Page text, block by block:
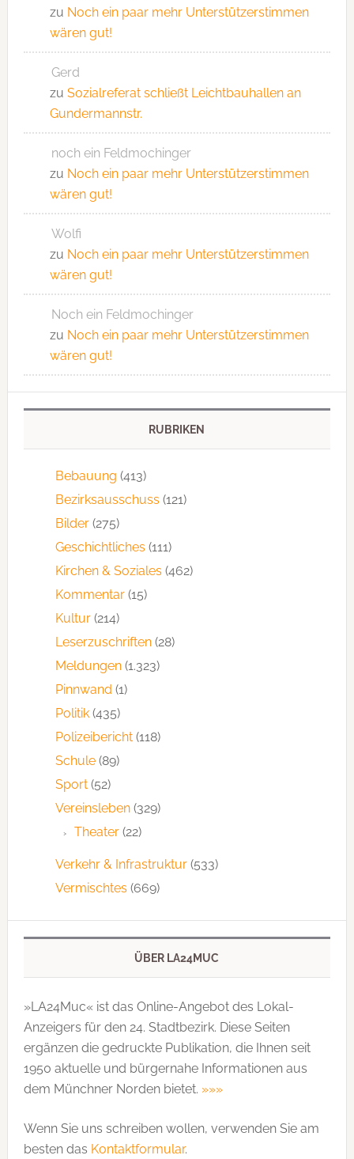
zu Noch ein paar mehr Unterstützerstimmen
wären gut!
Gerd
zu Sozialreferat schließt Leichtbauhallen an
Gundermannstr.
noch ein Feldmochinger
zu Noch ein paar mehr Unterstützerstimmen
wären gut!
Wolfi
zu Noch ein paar mehr Unterstützerstimmen
wären gut!
Noch ein Feldmochinger
zu Noch ein paar mehr Unterstützerstimmen
wären gut!
RUBRIKEN
Bebauung (413)
Bezirksausschuss (121)
Bilder(275)
Geschichtliches (111)
Kirchen & Soziales (462)
Kommentar(15)
Kultur(214)
Leserzuschriften(28)
Meldungen(1.323)
Pinnwand (1)
Politik(435)
Polizeibericht(118)
Schule(89)
Sport(52)
Vereinsleben(329)
Theater(22)
Verkehr & Infrastruktur(533)
Vermischtes (669)
ÜBER LA24MUC
»LA24Muc« ist das Online-Angebot des Lokal-
Anzeigers für den 24. Stadtbezirk. Diese Seiten
ergänzen die gedruckte Publi­kation, die Ihnen seit
1950 aktuelle und bürgernahe Informationen aus
dem Münchner Norden bietet. »»»
Wenn Sie uns schreiben wollen, verwenden Sie am
besten das Kontaktformular.